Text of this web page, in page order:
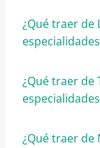
¿Qué traer de
¿Qué traer de
¿Qué traer de